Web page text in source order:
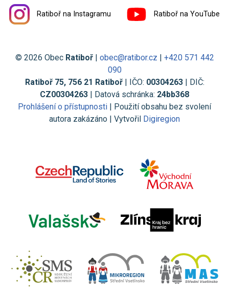
Ratiboř na Instagramu Ratiboř na YouTube
© 2026 Obec Ratiboř| obec@ratibor.cz
+420 571 442
090
Ratiboř 75, 756 21 Ratiboř| IČO: 00304263| DIČ:
CZ00304263 | Datová schránka: 24bb368
Prohlášení o přístupnosti | Použití obsahu bez svolení
autora zakázáno | Vytvořil Digiregion